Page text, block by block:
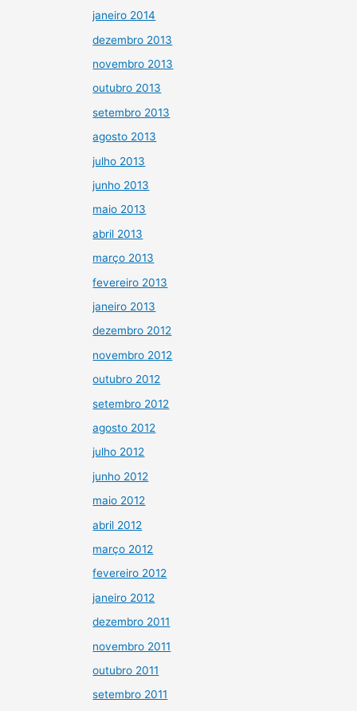
janeiro 2014
dezembro 2013
novembro 2013
outubro 2013
setembro 2013
agosto 2013
julho 2013
junho 2013
maio 2013
abril 2013
março 2013
fevereiro 2013
janeiro 2013
dezembro 2012
novembro 2012
outubro 2012
setembro 2012
agosto 2012
julho 2012
junho 2012
maio 2012
abril 2012
março 2012
fevereiro 2012
janeiro 2012
dezembro 2011
novembro 2011
outubro 2011
setembro 2011